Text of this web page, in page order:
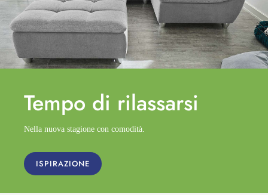
Tempo di rilassarsi
Nella nuova stagione con comodità.
ISPIRAZIONE